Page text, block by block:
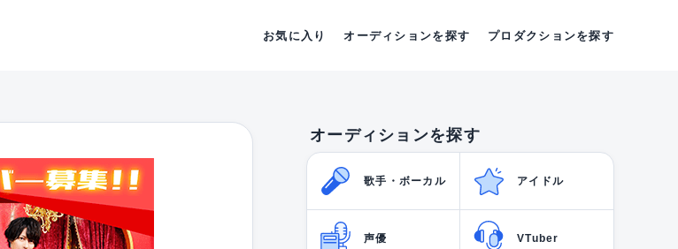
お気に入り オーディションを探す プロダクションを探す
オーディションを探す
歌手・ボーカル アイドル
声優 VTuber